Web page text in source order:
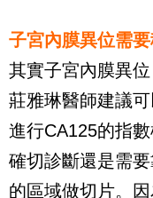
子宮內膜異位需
其實子宮內膜異
莊雅琳醫師建議
進行CA125的指
確切診斷還是需
的區域做切片。